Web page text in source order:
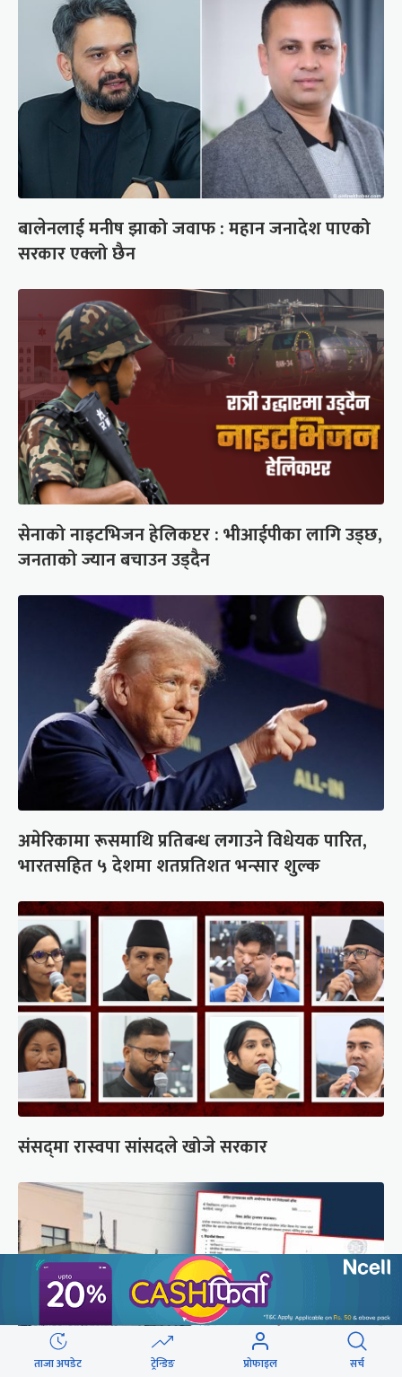
बालेनलाई मनीष झाको जवाफ : महान जनादेश पाएको
सरकार एक्लो छैन
सेनाको नाइटभिजन हेलिकप्टर : भीआईपीका लागि उड्छ,
जनताको ज्यान बचाउन उड्दैन
अमेरिकामा रूसमाथि प्रतिबन्ध लगाउने विधेयक पारित,
भारतसहित ५ देशमा शतप्रतिशत भन्सार शुल्क
संसद्‍मा रास्वपा सांसदले खोजे सरकार
ताजा अपडेट ट्रेन्डिङ प्रोफाइल सर्च